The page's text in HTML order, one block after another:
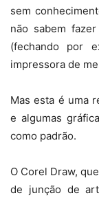
sem
não sabem
(fechando por
impressora de
Mas esta é uma
e algumas
como padrão.
O Corel Draw,
de junção de